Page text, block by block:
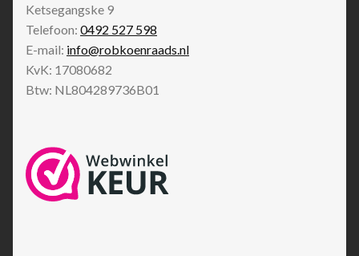
Ketsegangske 9
Telefoon: 0492 527 598
E-mail: info@robkoenraads.nl
KvK: 17080682
Btw: NL804289736B01